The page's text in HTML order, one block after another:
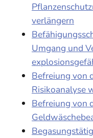
verlängern
Umgang und
Befreiung von
Risikoanalyse
Befreiung von